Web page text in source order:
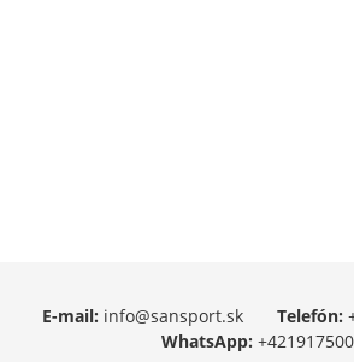
E-mail: info@sansport.sk Telefón:
WhatsApp: